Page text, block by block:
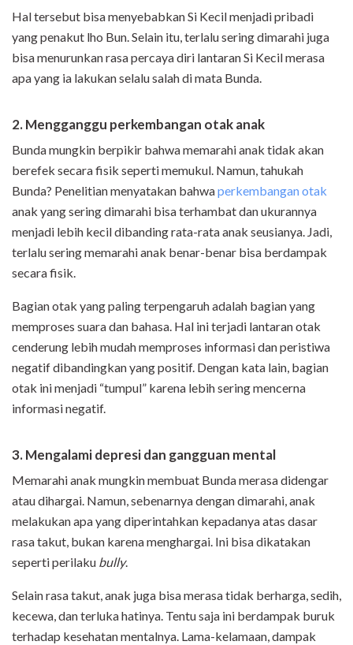
Hal tersebut bisa menyebabkan Si Kecil menjadi pribadi
yang penakut lho Bun. Selain itu, terlalu sering dimarahi juga
bisa menurunkan rasa percaya diri lantaran Si Kecil merasa
apa yang ia lakukan selalu salah di mata Bunda.
2. Mengganggu perkembangan otak anak
Bunda mungkin berpikir bahwa memarahi anak tidak akan
berefek secara fisik seperti memukul. Namun, tahukah
Bunda? Penelitian menyatakan bahwaperkembangan otak
anak yang sering dimarahi bisa terhambat dan ukurannya
menjadi lebih kecil dibanding rata-rata anak seusianya. Jadi,
terlalu sering memarahi anak benar-benar bisa berdampak
secara fisik.
Bagian otak yang paling terpengaruh adalah bagian yang
memproses suara dan bahasa. Hal ini terjadi lantaran otak
cenderung lebih mudah memproses informasi dan peristiwa
negatif dibandingkan yang positif. Dengan kata lain, bagian
otak ini menjadi “tumpul” karena lebih sering mencerna
informasi negatif.
3. Mengalami depresi dan gangguan mental
Memarahi anak mungkin membuat Bunda merasa didengar
atau dihargai. Namun, sebenarnya dengan dimarahi, anak
melakukan apa yang diperintahkan kepadanya atas dasar
rasa takut, bukan karena menghargai. Ini bisa dikatakan
seperti perilaku bully.
Selain rasa takut, anak juga bisa merasa tidak berharga, sedih,
kecewa, dan terluka hatinya. Tentu saja ini berdampak buruk
terhadap kesehatan mentalnya. Lama-kelamaan, dampak